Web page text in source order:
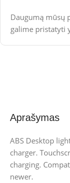
Daugumą mūsų
galime pristatyti
Aprašymas
ABS Desktop
charger.
charging.
newer.